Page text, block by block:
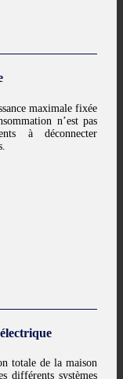
maximale fixée
n’est pas
à déconnecter
totale de la maison
différents systèmes